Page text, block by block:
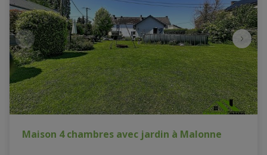
Maison 4 chambres avec jardin à Malonne